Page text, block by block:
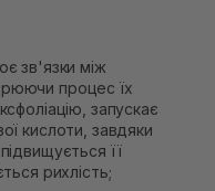
зв'язки між
процес їх
запускає
кислоти, завдяки
її
рихлість;